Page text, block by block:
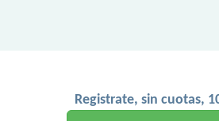
Registrate, sin cuotas,